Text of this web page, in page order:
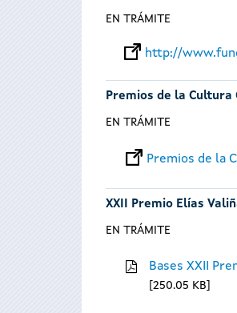
EN TRÁMITE
http://
Premios de la Cultura
EN TRÁMITE
Premios de la
XXII Premio Elías
EN TRÁMITE
Bases XXII
250.05 KB